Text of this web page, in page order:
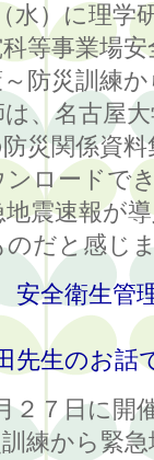
）に理学
等事業場
防災訓練
、名古屋
災関係資料
ロードで
震速報が
だと感じ
安全衛生管
先生のお話
７日に開
練から緊